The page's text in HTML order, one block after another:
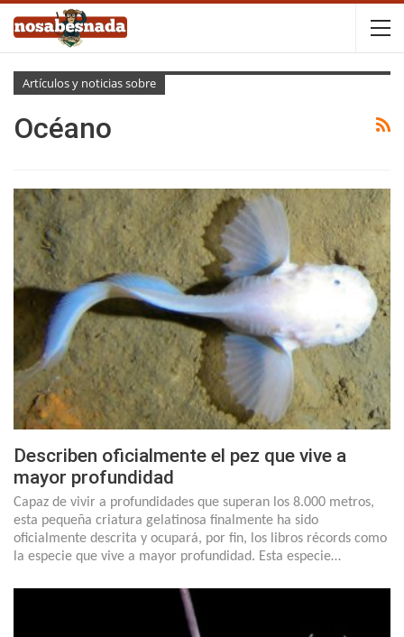
Artículos y noticias sobre
Océano
Describen oficialmente el pez que vive a
mayor profundidad
Capaz de vivir a profundidades que superan los 8.000 metros,
esta pequeña criatura gelatinosa finalmente ha sido
oficialmente descrita y ocupará, por fin, los libros récords como
la especie que vive a mayor profundidad. Esta especie…